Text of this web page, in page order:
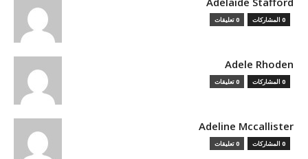
0 المشاركات 0 تعليقات
Adele Rhoden
0 المشاركات 0 تعليقات
Adeline Mccallister
0 المشاركات 0 تعليقات